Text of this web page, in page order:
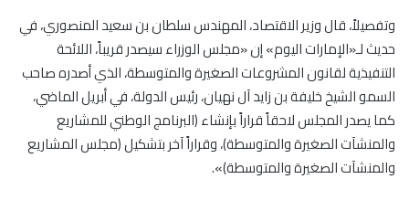
وتفصيلاً، قال وزير الاقتصاد، المهندس سلطان بن سعيد المنصوري، في
حديث لـ«الإمارات اليوم» إن «مجلس الوزراء سيصدر قريباً، اللائحة
التنفيذية لقانون المشروعات الصغيرة والمتوسطة، الذي أصدره صاحب
السمو الشيخ خليفة بن زايد آل نهيان، رئيس الدولة، في أبريل الماضي،
كما يصدر المجلس لاحقاً قراراً بإنشاء (البرنامج الوطني للمشاريع
والمنشآت الصغيرة والمتوسطة)، وقراراً آخر بتشكيل (مجلس المشاريع
والمنشآت الصغيرة والمتوسطة)».